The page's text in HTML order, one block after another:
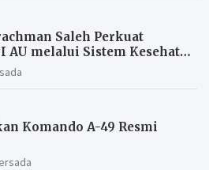
Saleh Perkuat
AU melalui Sistem Kesehatan
Komando A-49 Resmi